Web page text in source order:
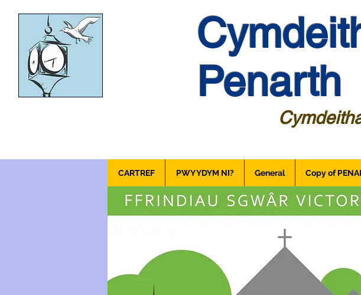
Penarth
CARTREF PWY YDYM NI? General Copy of